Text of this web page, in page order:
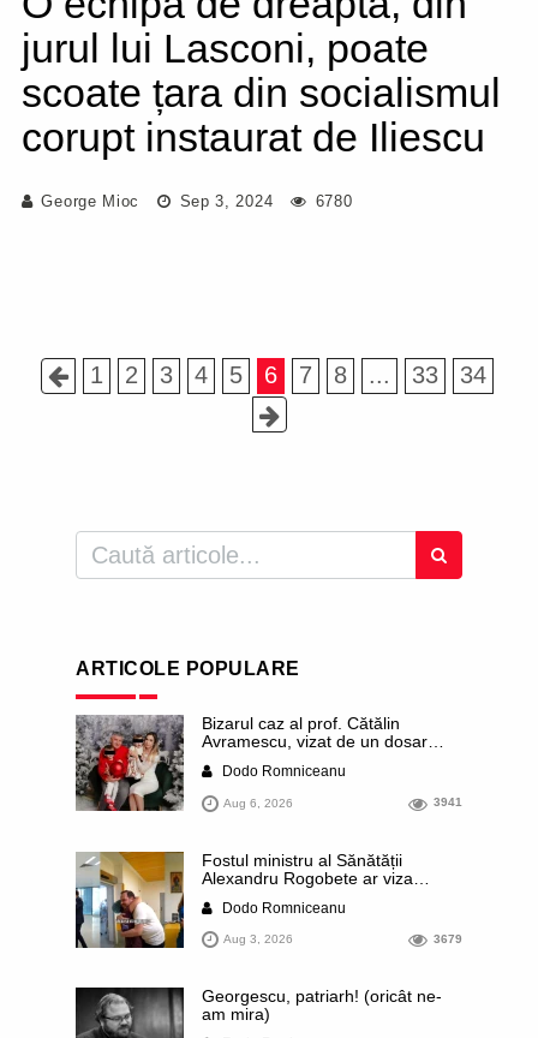
jurul lui Lasconi, poate
scoate țara din socialismul
corupt instaurat de Iliescu
George Mioc Sep 3, 2024 6780
1 2 3 4 5 6 7 8 ... 33 34
ARTICOLE POPULARE
Bizarul caz al prof. Cătălin
Avramescu, vizat de un dosar
DIICOT pentru „pornografie
infantilă”. Miroase a execuție
stalinistă. Cea mai imundă parte a
presei publică inclusiv documente
dezvăluite date ultra-personale
ale profesorului, inclusiv
diagnostice și tratamente
Dodo Romniceanu
Aug 6, 2026 3941
Fostul ministru al Sănătății
Alexandru Rogobete ar viza
al orașului Timișoara. Pesedistul
publică imagini demne de Coreea
de Nord cu femei din Timișoara
Dodo Romniceanu
Aug 3, 2026 3679
Georgescu, patriarh! (oricât ne-
am mira)